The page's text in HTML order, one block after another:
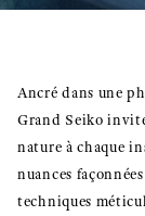
Ancré dans une
Grand Seiko
nature à chaque
nuances
techniques